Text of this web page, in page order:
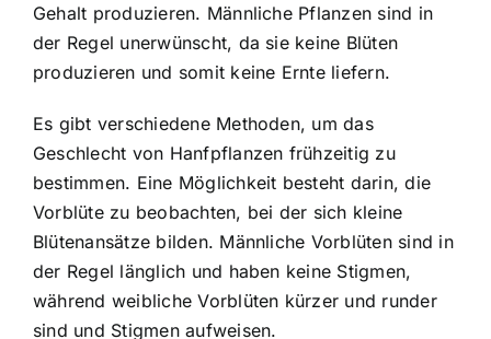
Gehalt produzieren. Männliche Pflanzen sind in
der Regel unerwünscht, da sie keine Blüten
produzieren und somit keine Ernte liefern.
Es gibt verschiedene Methoden, um das
Geschlecht von Hanfpflanzen frühzeitig zu
bestimmen. Eine Möglichkeit besteht darin, die
Vorblüte zu beobachten, bei der sich kleine
Blütenansätze bilden. Männliche Vorblüten sind in
der Regel länglich und haben keine Stigmen,
während weibliche Vorblüten kürzer und runder
sind und Stigmen aufweisen.